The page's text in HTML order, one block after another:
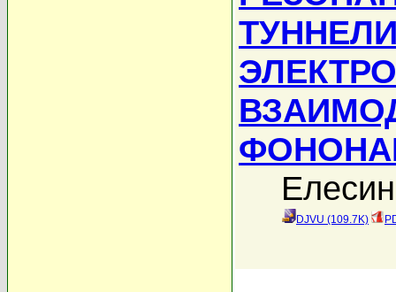
DJVU (109.7K)